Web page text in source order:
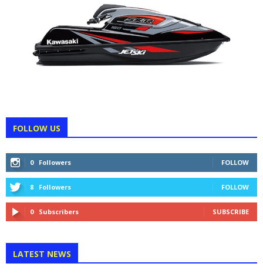
FOLLOW US
0 Followers FOLLOW
8 Followers FOLLOW
0 Subscribers SUBSCRIBE
LATEST NEWS